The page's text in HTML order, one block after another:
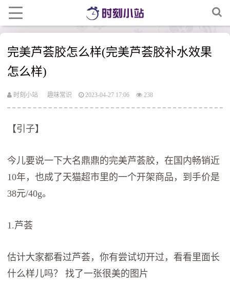
完美芦荟胶怎么样(完美芦荟胶补水效果
怎么样)
时刻小站 趣味常识 2023-04-27 17:06 238
【引子】
今儿要说一下大名鼎鼎的完美芦荟胶，在国内畅销近
10年，也成了天猫超市里的一个开架商品，到手价是
38元/40g。
1.芦荟
估计大家都看过芦荟，你有尝试切开过，看看里面长
什么样儿吗？ 找了一张很美的图片